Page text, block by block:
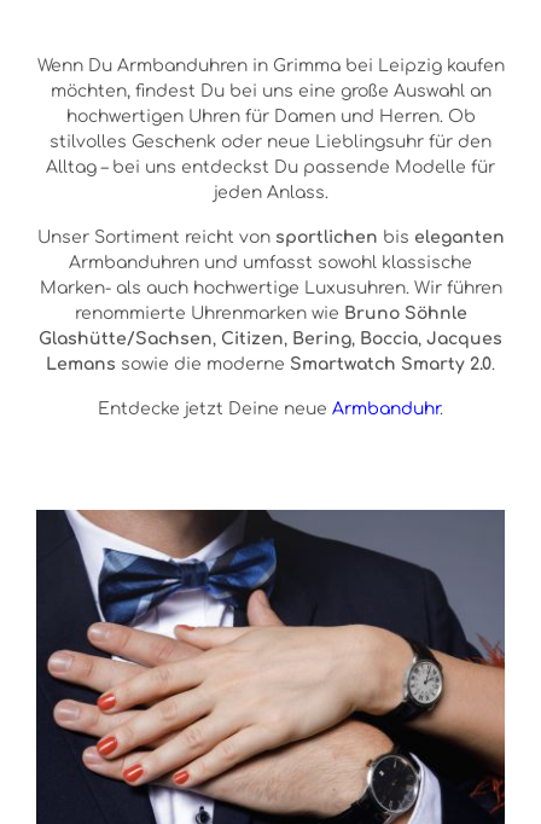
Wenn Du Armbanduhren in Grimma bei Leipzig kaufen
möchten, findest Du bei uns eine große Auswahl an
hochwertigen Uhren für Damen und Herren. Ob
stilvolles Geschenk oder neue Lieblingsuhr für den
Alltag – bei uns entdeckst Du passende Modelle für
jeden Anlass.
Unser Sortiment reicht von sportlichen bis eleganten
Armbanduhren und umfasst sowohl klassische
Marken- als auch hochwertige Luxusuhren. Wir führen
renommierte Uhrenmarken wie Bruno Söhnle
Glashütte/Sachsen, Citizen, Bering, Boccia, Jacques
Lemans sowie die moderne Smartwatch Smarty 2.0.
Entdecke jetzt Deine neue Armbanduhr.